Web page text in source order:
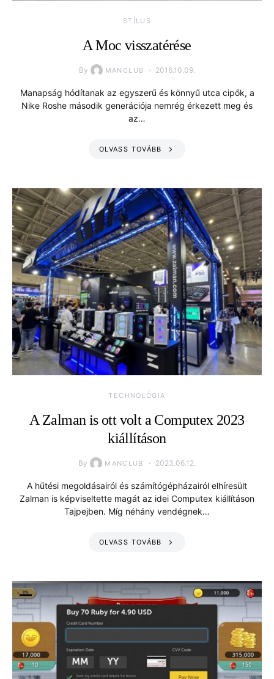
STÍLUS
A Moc visszatérése
By MANCLUB 2016.10.09.
Manapság hódítanak az egyszerű és könnyű utca cipők, a
Nike Roshe második generációja nemrég érkezett meg és
az…
OLVASS TOVÁBB
TECHNOLÓGIA
A Zalman is ott volt a Computex 2023
kiállításon
By MANCLUB 2023.06.12.
A hűtési megoldásairól és számítógépházairól elhíresült
Zalman is képviseltette magát az idei Computex kiállításon
Tajpejben. Míg néhány vendégnek…
OLVASS TOVÁBB